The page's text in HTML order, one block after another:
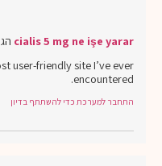
cialis 5 mg ne işe yarar
user-friendly site I’ve ever
encountered.
התחבר למערכת כדי להשתתף בדיון